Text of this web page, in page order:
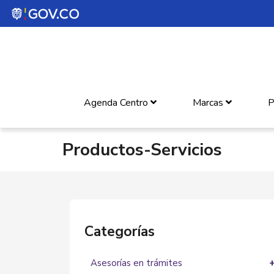
Agenda Centro Marcas
Productos-Servicios
Categorías
Asesorías en trámites